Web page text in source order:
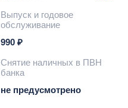
Выпуск и годовое
обслуживание
990 ₽
Снятие наличных в ПВН
банка
не предусмотрено